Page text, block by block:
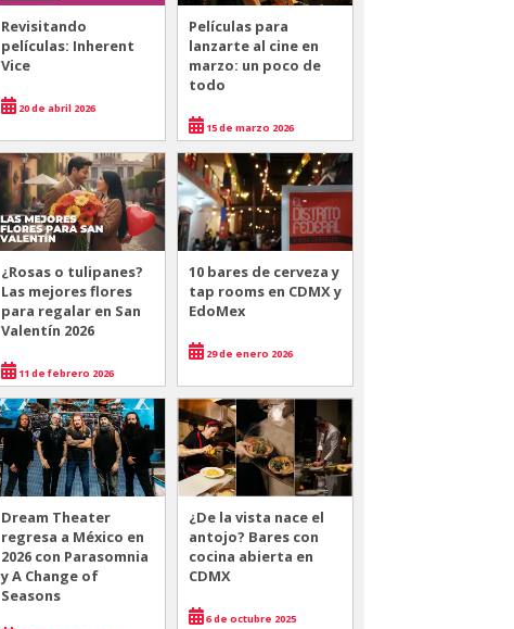
Revisitando
películas: Inherent
Vice
20 de abril 2026
Películas para
lanzarte al cine en
marzo: un poco de
todo
15 de marzo 2026
¿Rosas o tulipanes?
Las mejores flores
para regalar en San
Valentín 2026
11 de febrero 2026
10 bares de cerveza y
tap rooms en CDMX y
EdoMex
29 de enero 2026
Dream Theater
regresa a México en
2026 con Parasomnia
y A Change of
Seasons
¿De la vista nace el
antojo? Bares con
cocina abierta en
CDMX
6 de octubre 2025